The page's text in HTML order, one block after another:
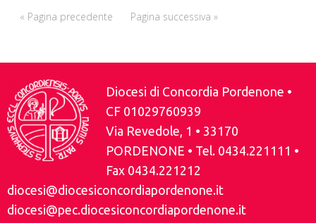
« Pagina precedente Pagina successiva »
Diocesi di Concordia Pordenone •
CF 01029760939
Via Revedole, 1 • 33170
PORDENONE • Tel. 0434.221111 •
Fax 0434.221212
diocesi@diocesiconcordiapordenone.it
diocesi@pec.diocesiconcordiapordenone.it